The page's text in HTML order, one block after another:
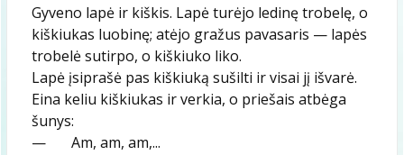
Gyveno lapė ir kiškis. Lapė turėjo ledinę trobelę, o
kiškiukas luobinę; atėjo gražus pavasaris — lapės
trobelė sutirpo, o kiškiuko liko.
Lapė įsiprašė pas kiškiuką sušilti ir visai jį išvarė.
Eina keliu kiškiukas ir verkia, o priešais atbėga
šunys:
— Am, am, am,...